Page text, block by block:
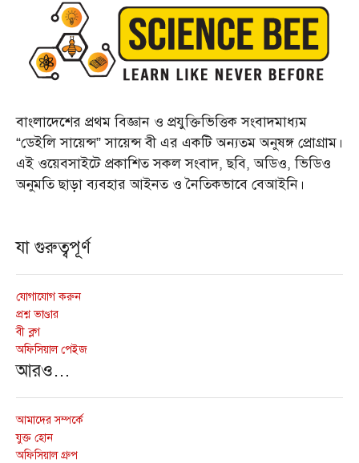
বাংলাদেশের প্রথম বিজ্ঞান ও প্রযুক্তিভিত্তিক সংবাদমাধ্যম
“ডেইলি সায়েন্স” সায়েন্স বী এর একটি অন্যতম অনুষঙ্গ প্রোগ্রাম।
এই ওয়েবসাইটে প্রকাশিত সকল সংবাদ, ছবি, অডিও, ভিডিও
অনুমতি ছাড়া ব্যবহার আইনত ও নৈতিকভাবে বেআইনি।
যা গুরুত্বপূর্ণ
যোগাযোগ করুন
প্রশ্ন ভাণ্ডার
বী ব্লগ
অফিসিয়াল পেইজ
আরও…
আমাদের সম্পর্কে
যুক্ত হোন
অফিসিয়াল গ্রুপ